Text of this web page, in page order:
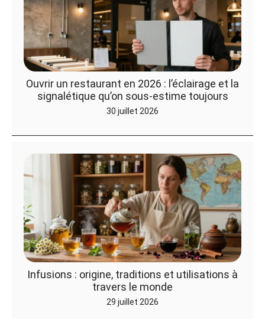
Ouvrir un restaurant en 2026 : l’éclairage et la
signalétique qu’on sous-estime toujours
30 juillet 2026
Infusions : origine, traditions et utilisations à
travers le monde
29 juillet 2026